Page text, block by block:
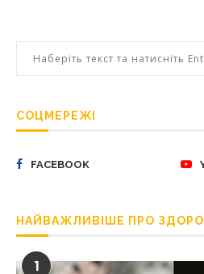
СОЦМЕРЕЖІ
FACEBOOK
НАЙВАЖЛИВІШЕ ПРО
1